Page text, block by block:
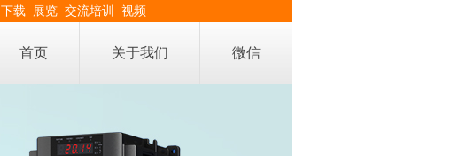
下载 展览 交流培训 视频
首页 关于我们 微信